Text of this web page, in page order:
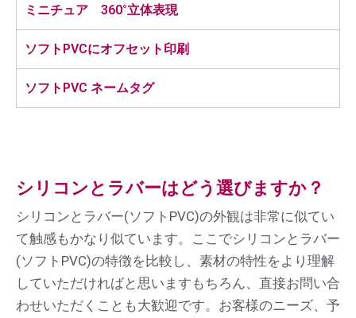
ミニチュア 360°立体表現
ソフトPVCにオフセット印刷
ソフトPVC ネームタグ
シリコンとラバーはどう選びますか？
シリコンとラバー(ソフトPVC)の外観は非常に似てい
て触感もかなり似ています。ここでシリコンとラバー
(ソフトPVC)の特徴を比較し、素材の特性をより理解
していただければと思います もちろん、直接お問い合
わせいただくことも大歓迎です。お客様のニーズ、予